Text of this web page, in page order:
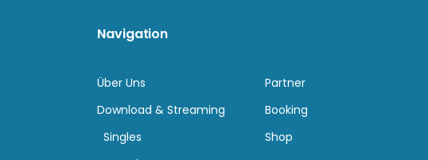
Navigation
Über Uns
Download & Streaming
Singles
Partner
Booking
Shop